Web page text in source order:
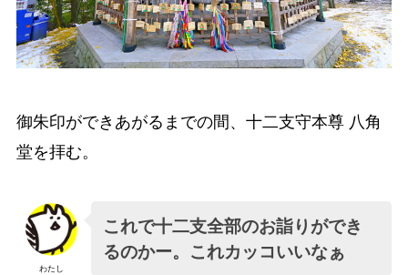
御朱印ができあがるまでの間、十二支守本尊 八角
堂を拝む。
わたし
これで十二支全部のお詣りができ
るのかー。これカッコいいなぁ